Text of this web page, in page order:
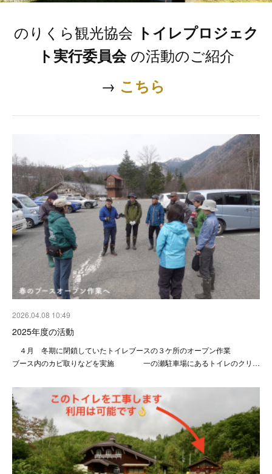
のりくら観光協会 トイレプロジェク
ト実行委員会の活動のご紹介
→ こちら
2026.04.08 10:49
2025年度の活動
４月 冬期に閉鎖していたトイレブースの３ケ所のオープン作業
ブース内のカビ取りなどを実施 一の瀬駐車場にあるトイレのクリ…